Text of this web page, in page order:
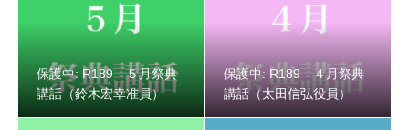
保護中: R189 ５月祭典
講話（鈴木宏幸准員）
保護中: R189 ４月祭典
講話（太田信弘役員）